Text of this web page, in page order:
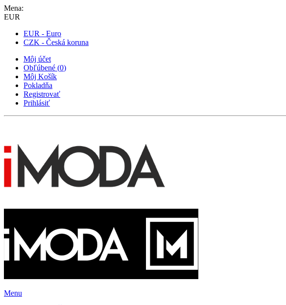
Mena:
EUR
EUR - Euro
CZK - Česká koruna
Môj účet
Obľúbené (0)
Môj Košík
Pokladňa
Registrovať
Prihlásiť
Menu